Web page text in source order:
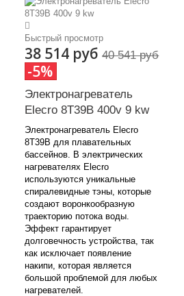
Быстрый просмотр
38 514 руб40 541 руб
-5%
Электронагреватель
Elecro 8Т39В 400v 9 kw
Электронагреватель Elecro
8Т39В для плавательных
бассейнов. В электрических
нагревателях Elecro
используются уникальные
спиралевидные тэны, которые
создают воронкообразную
траекторию потока воды.
Эффект гарантирует
долговечность устройства, так
как исключает появление
накипи, которая является
большой проблемой для любых
нагревателей.